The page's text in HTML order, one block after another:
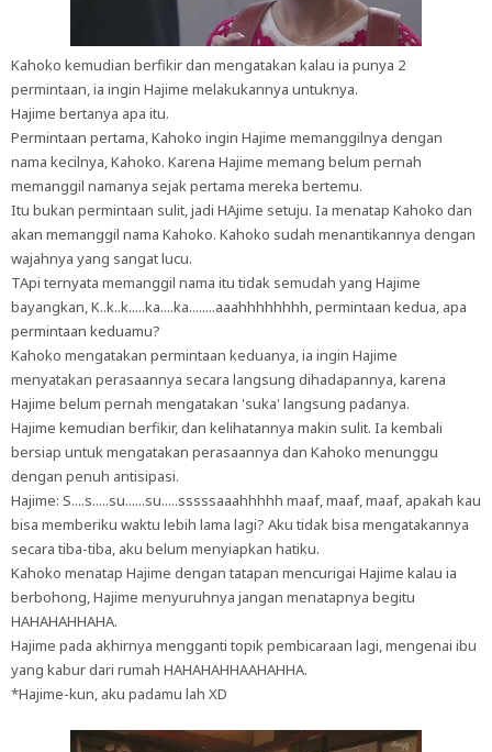
Kahoko kemudian berfikir dan mengatakan kalau ia punya 2
permintaan, ia ingin Hajime melakukannya untuknya.
Hajime bertanya apa itu.
Permintaan pertama, Kahoko ingin Hajime memanggilnya dengan
nama kecilnya, Kahoko. Karena Hajime memang belum pernah
memanggil namanya sejak pertama mereka bertemu.
Itu bukan permintaan sulit, jadi HAjime setuju. Ia menatap Kahoko dan
akan memanggil nama Kahoko. Kahoko sudah menantikannya dengan
wajahnya yang sangat lucu.
TApi ternyata memanggil nama itu tidak semudah yang Hajime
bayangkan, K..k..k.....ka....ka........aaahhhhhhhh, permintaan kedua, apa
permintaan keduamu?
Kahoko mengatakan permintaan keduanya, ia ingin Hajime
menyatakan perasaannya secara langsung dihadapannya, karena
Hajime belum pernah mengatakan 'suka' langsung padanya.
Hajime kemudian berfikir, dan kelihatannya makin sulit. Ia kembali
bersiap untuk mengatakan perasaannya dan Kahoko menunggu
dengan penuh antisipasi.
Hajime: S....s.....su......su.....sssssaaahhhhh maaf, maaf, maaf, apakah kau
bisa memberiku waktu lebih lama lagi? Aku tidak bisa mengatakannya
secara tiba-tiba, aku belum menyiapkan hatiku.
Kahoko menatap Hajime dengan tatapan mencurigai Hajime kalau ia
berbohong, Hajime menyuruhnya jangan menatapnya begitu
HAHAHAHHAHA.
Hajime pada akhirnya mengganti topik pembicaraan lagi, mengenai ibu
yang kabur dari rumah HAHAHAHHAAHAHHA.
*Hajime-kun, aku padamu lah XD